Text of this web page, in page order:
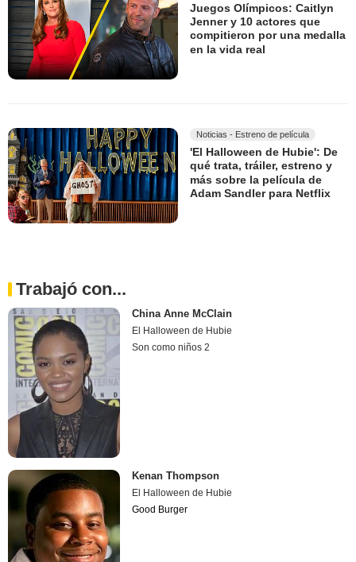
Juegos Olímpicos: Caitlyn
Jenner y 10 actores que
compitieron por una medalla
en la vida real
Noticias - Estreno de película
'El Halloween de Hubie': De
qué trata, tráiler, estreno y
más sobre la película de
Adam Sandler para Netflix
Trabajó con...
China Anne McClain
El Halloween de Hubie
Son como niños 2
Kenan Thompson
El Halloween de Hubie
Good Burger